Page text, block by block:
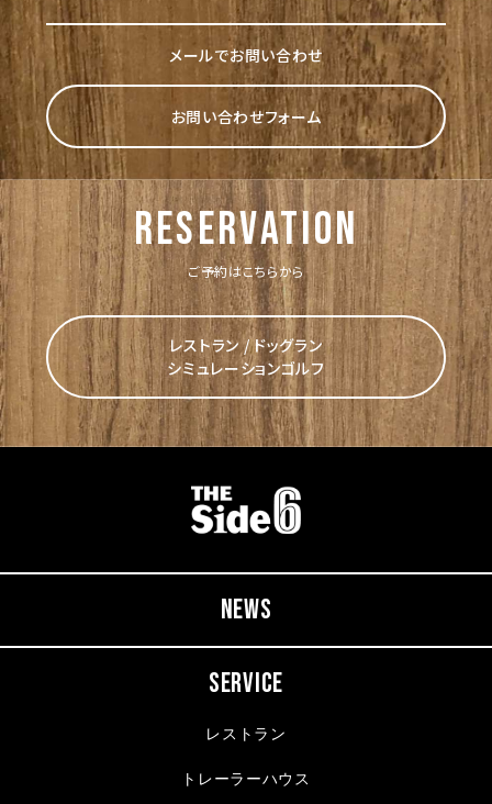
メールでお問い合わせ
お問い合わせフォーム
reservation
ご予約はこちらから
レストラン / ドッグラン
シミュレーションゴルフ
NEWS
SERVICE
レストラン
トレーラーハウス